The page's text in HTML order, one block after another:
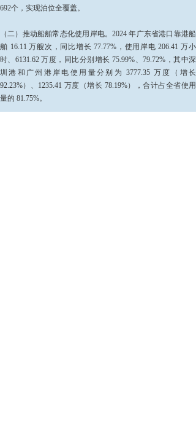
692个，实现泊位全覆盖。
（二）推动船舶常态化使用岸电。2024 年广东省港口靠港船
舶 16.11 万艘次，同比增长 77.77%，使用岸电 206.41 万小
时、6131.62 万度，同比分别增长 75.99%、79.72%，其中深
圳港和广州港岸电使用量分别为 3777.35 万度（增长
92.23%）、1235.41 万度（增长 78.19%），合计占全省使用
量的 81.75%。